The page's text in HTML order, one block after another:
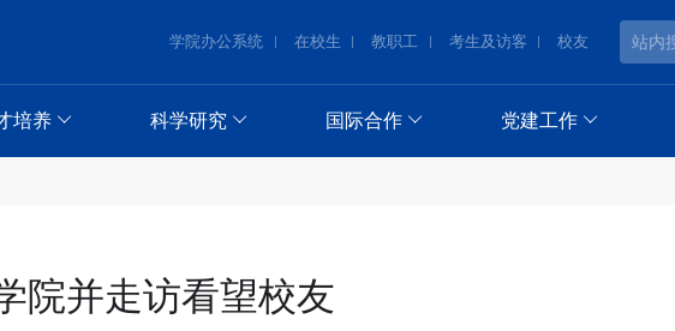
学院办公系统 在校生 教职工 考生及访客 校友
培养 科学研究 国际合作 党建工作
院并走访看望校友